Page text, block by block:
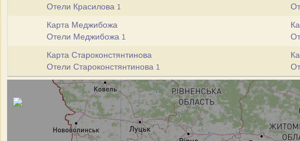
Отели Красилова 1
Карта Меджибожа
Отели Меджибожа 1
Карта Староконстянтинова
Отели Староконстянтинова 1